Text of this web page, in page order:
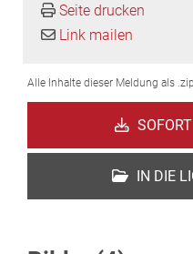
Seite drucken
Link mailen
Alle Inhalte dieser Meldung als
IN DIE